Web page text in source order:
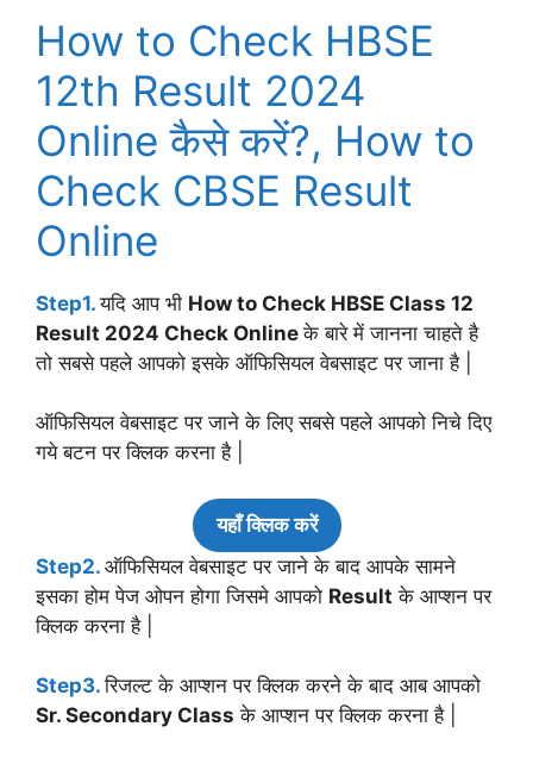
How to Check HBSE
12th Result 2024
Online कैसे करें?, How to
Check CBSE Result
Online
Step1. यदि आप भी How to Check HBSE Class 12
Result 2024 Check Onlineके बारे में जानना चाहते है
तो सबसे पहले आपको इसके ऑफिसियल वेबसाइट पर जाना है |
ऑफिसियल वेबसाइट पर जाने के लिए सबसे पहले आपको निचे दिए
गये बटन पर क्लिक करना है |
यहाँ क्लिक करें
Step2. ऑफिसियल वेबसाइट पर जाने के बाद आपके सामने
इसका होम पेज ओपन होगा जिसमे आपको Result के आप्शन पर
क्लिक करना है |
Step3.रिजल्ट के आप्शन पर क्लिक करने के बाद आब आपको
Sr. Secondary Class के आप्शन पर क्लिक करना है |